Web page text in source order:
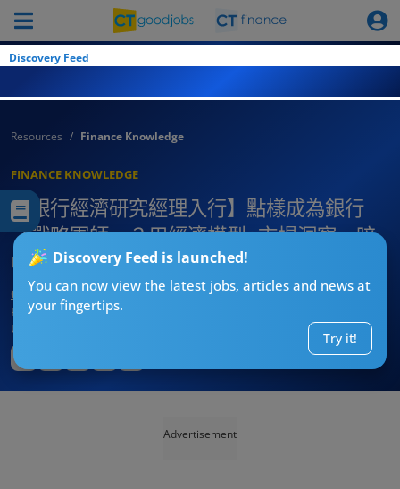
Discovery Feed
Discovery Feed is launched!
You can now view the latest jobs, articles and news at
your fingertips.
Try it!
Resources Finance Knowledge
FINANCE KNOWLEDGE
【銀行經濟研究經理入行】點樣成為銀行
「戰略軍師」？用經濟模型+市場洞察，暗
中推動銀行業務方向！(附入職條件)
CT求職戰略師
Published:2026-08-03 09:07
Updated:
Advertisement